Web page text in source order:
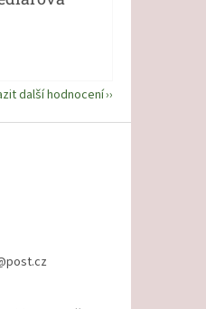
je 5 z 5 hvězdiček.
další hodnocení
post.cz